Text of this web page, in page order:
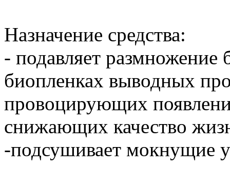
Назначение средства:
- подавляет размножение
биопленках выводных
провоцирующих
снижающих качество
-подсушивает мокнущие